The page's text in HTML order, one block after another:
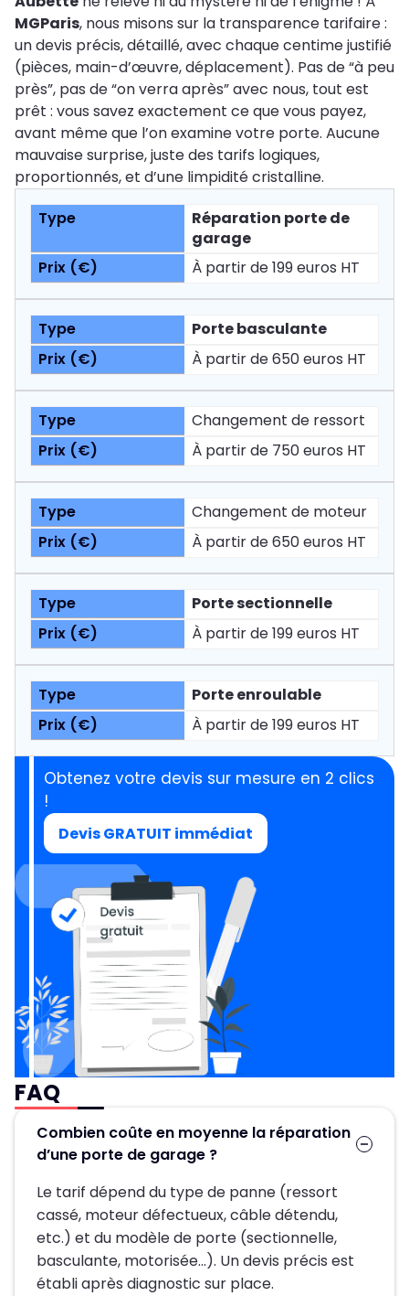
MGParis, nous misons sur la transparence tarifaire :
un devis précis, détaillé, avec chaque centime justifié
(pièces, main-d’œuvre, déplacement). Pas de “à peu
près”, pas de “on verra après” avec nous, tout est
prêt : vous savez exactement ce que vous payez,
avant même que l’on examine votre porte. Aucune
mauvaise surprise, juste des tarifs logiques,
proportionnés, et d’une limpidité cristalline.
Réparation porte de
garage
À partir de 199 euros HT
Porte basculante
À partir de 650 euros HT
Changement de ressort
À partir de 750 euros HT
Changement de moteur
À partir de 650 euros HT
Porte sectionnelle
À partir de 199 euros HT
Porte enroulable
À partir de 199 euros HT
Obtenez votre devis sur mesure en 2 clics
!
Devis GRATUIT immédiat
FAQ
Combien coûte en moyenne la réparation
d’une porte de garage ?
Le tarif dépend du type de panne (ressort
cassé, moteur défectueux, câble détendu,
etc.) et du modèle de porte (sectionnelle,
basculante, motorisée…). Un devis précis est
établi après diagnostic sur place.